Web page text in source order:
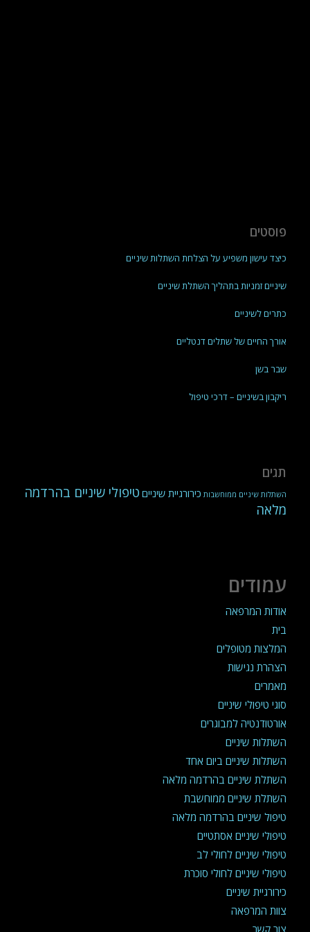
פוסטים
כיצד עישון משפיע על הצלחת השתלות שיניים
שיניים זמניות בתהליך השתלת שיניים
כתרים לשיניים
אורך החיים של שתלים דנטליים
שבר בשן
ריקבון בשיניים – דרכי טיפול
תגים
השתלות שיניים ממוחשבות כירורגיית שיניים טיפולי שיניים בהרדמה
מלאה
עמודים
אודות המרפאה
בית
המלצות מטופלים
הצהרת נגישות
מאמרים
סוגי טיפולי שיניים
אורטודנטיה למבוגרים
השתלות שיניים
השתלות שיניים ביום אחד
השתלת שיניים בהרדמה מלאה
השתלת שיניים ממוחשבת
טיפול שיניים בהרדמה מלאה
טיפולי שיניים אסתטיים
טיפולי שיניים לחולי לב
טיפולי שיניים לחולי סוכרת
כירורגיית שיניים
צוות המרפאה
צור קשר